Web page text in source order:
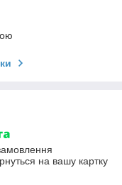
на вашу картку